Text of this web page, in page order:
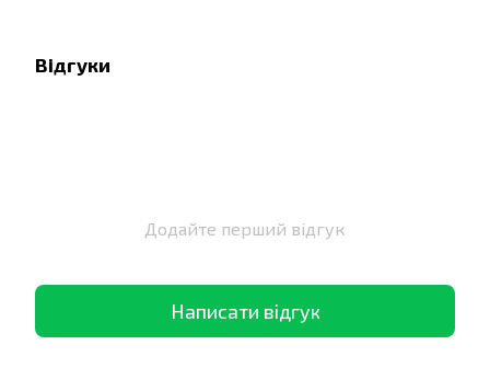
Відгуки
Додайте перший відгук
Написати відгук